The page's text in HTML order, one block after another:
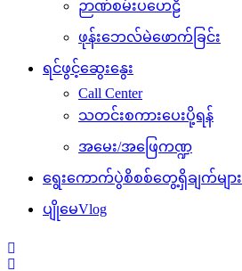
ဉာဏ်စမ်းပဟေဠိ
ဖုန်းဘေလ်မဲဖောက်ခြင်း
ရင်ဖွင့်ဆွေးနွေး
Call Center
သတင်းစကားပေးပို့ရန်
အမေး/အဖြေကဏ္ဍ
ရွေးကောက်ပွဲစိစစ်တွေ့ရှိချက်များ
ပျိုမေVlog